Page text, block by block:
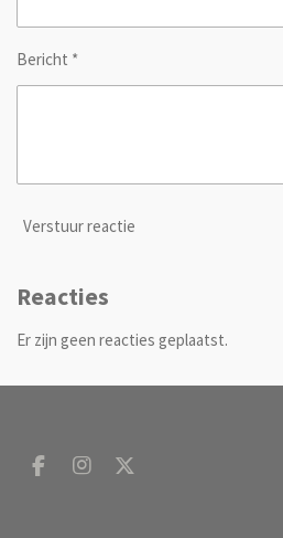
Bericht *
Verstuur reactie
Reacties
Er zijn geen reacties geplaatst.
F
I
X